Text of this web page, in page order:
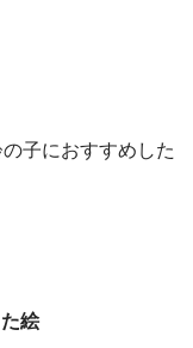
子におすすめした
絵